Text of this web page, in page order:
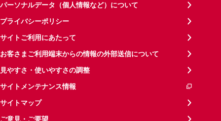
パーソナルデータ（個人情報など）について
プライバシーポリシー
サイトご利用にあたって
お客さまご利用端末からの情報の外部送信について
見やすさ・使いやすさの調整
サイトメンテナンス情報
サイトマップ
ご意見・ご要望